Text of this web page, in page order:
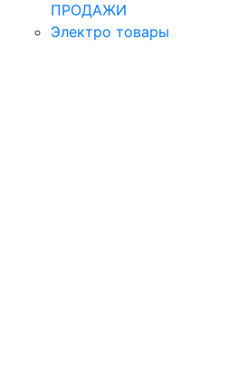
ПРОДАЖИ
Электро товары